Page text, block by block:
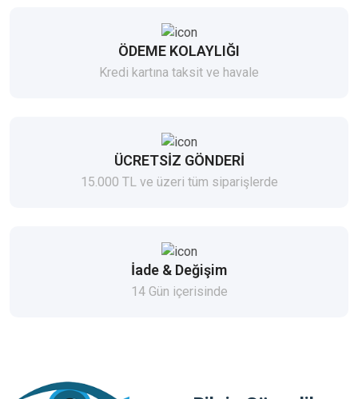
ÖDEME KOLAYLIĞI
Kredi kartına taksit ve havale
ÜCRETSİZ GÖNDERİ
15.000 TL ve üzeri tüm siparişlerde
İade & Değişim
14 Gün içerisinde